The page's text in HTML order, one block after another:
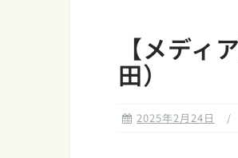
【メディ
田）
2025年2月24日